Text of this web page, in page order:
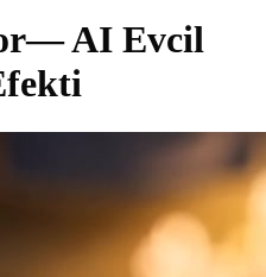
— AI Evcil